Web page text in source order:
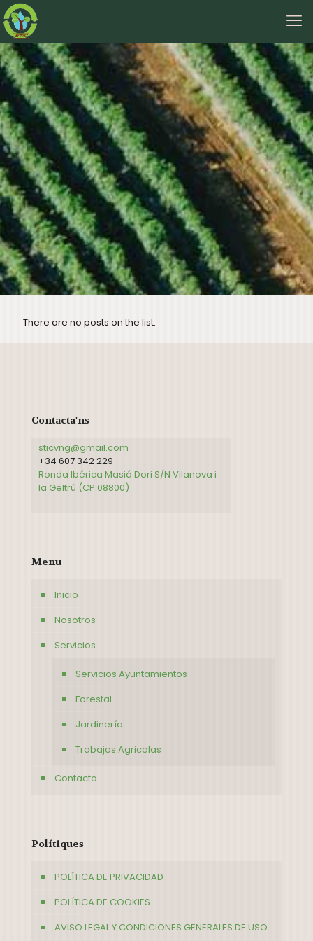
There are no posts on the list.
Contacta'ns
sticvng@gmail.com
+34 607 342 229
Ronda Ibérica Masiá Dori S/N Vilanova i
la Geltrú (CP:08800)
Menu
Inicio
Nosotros
Servicios
Servicios Ayuntamientos
Forestal
Jardinería
Trabajos Agricolas
Contacto
Polítiques
POLÍTICA DE PRIVACIDAD
POLÍTICA DE COOKIES
AVISO LEGAL Y CONDICIONES GENERALES DE USO